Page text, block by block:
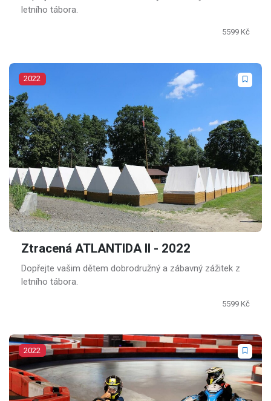
letního tábora.
5599 Kč
2022
Ztracená ATLANTIDA II - 2022
Dopřejte vašim dětem dobrodružný a zábavný zážitek z
letního tábora.
5599 Kč
2022